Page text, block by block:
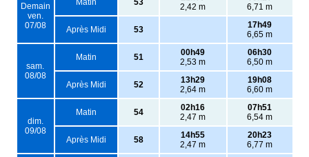
Demain
ven.
07/08
Matin 53
2,42 m
6,71 m
Après Midi 53
17h49
6,65 m
sam.
08/08
Matin 51
00h49
2,53 m
06h30
6,50 m
Après Midi 52
13h29
2,64 m
19h08
6,60 m
dim.
09/08
Matin 54
02h16
2,47 m
07h51
6,54 m
Après Midi 58
14h55
2,47 m
20h23
6,77 m